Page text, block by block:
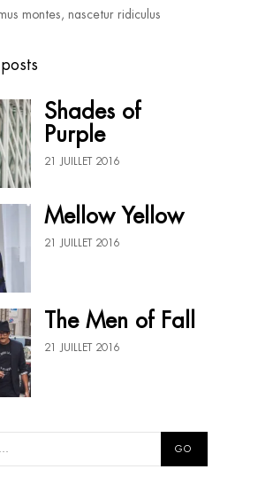
montes, nascetur ridiculus
Shades of
Purple
21 JUILLET 2016
Mellow Yellow
21 JUILLET 2016
The Men of Fall
21 JUILLET 2016
GO